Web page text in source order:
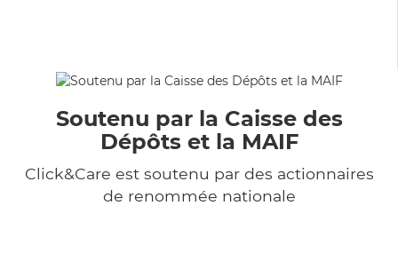
Soutenu par la Caisse des
Dépôts et la MAIF
Click&Care est soutenu par des actionnaires
de renommée nationale